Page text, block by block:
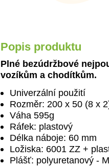
Popis produktu
Plné bezúdržbové
vozíkům a chodítkům.
Univerzální použití
Rozměr: 200 x 50 (8 x
Váha 595g
Ráfek: plastový
Délka náboje: 60 mm
Ložiska: 6001 ZZ +
Plášť: polyuretanový -